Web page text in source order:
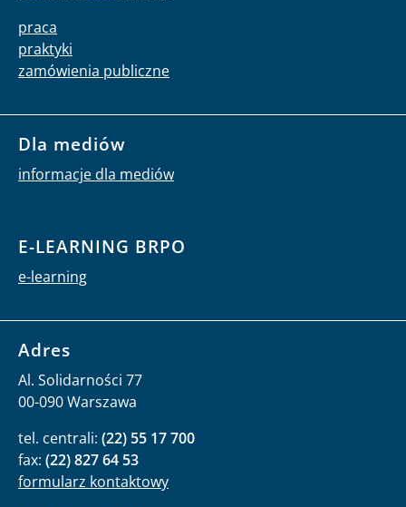
praca
praktyki
zamówienia publiczne
Dla mediów
informacje dla mediów
E-LEARNING BRPO
e-learning
Adres
Al. Solidarności 77
00-090 Warszawa
tel. centrali: (22) 55 17 700
fax: (22) 827 64 53
formularz kontaktowy